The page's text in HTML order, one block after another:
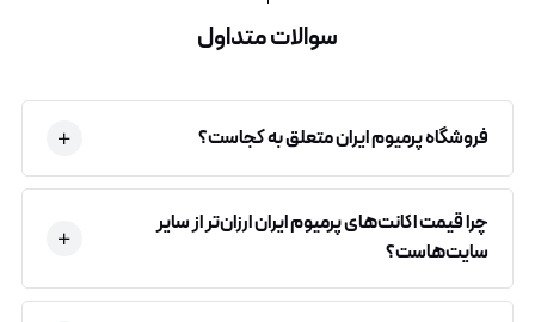
سوالات متداول
فروشگاه پرمیوم ایران متعلق به کجاست؟
چرا قیمت اکانت‌های پرمیوم ایران ارزان‌تر از سایر
سایت‌هاست؟